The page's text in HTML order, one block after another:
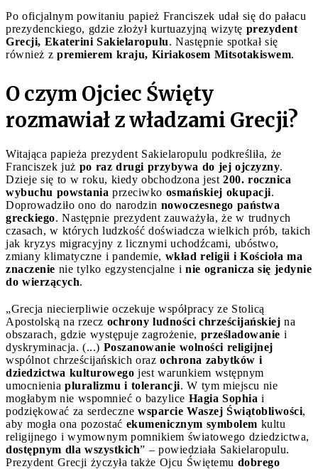
Po oficjalnym powitaniu papież Franciszek udał się do pałacu
prezydenckiego, gdzie złożył kurtuazyjną wizytę prezydent
Grecji, Ekaterini Sakielaropulu. Następnie spotkał się
również z premierem kraju, Kiriakosem Mitsotakiswem.
O czym Ojciec Święty
rozmawiał z władzami Grecji?
Witająca papieża prezydent Sakielaropulu podkreśliła, że
Franciszek już po raz drugi przybywa do jej ojczyzny.
Dzieje się to w roku, kiedy obchodzona jest 200. rocznica
wybuchu powstania przeciwko osmańskiej okupacji.
Doprowadziło ono do narodzin nowoczesnego państwa
greckiego. Następnie prezydent zauważyła, że w trudnych
czasach, w których ludzkość doświadcza wielkich prób, takich
jak kryzys migracyjny z licznymi uchodźcami, ubóstwo,
zmiany klimatyczne i pandemie, wkład religii i Kościoła ma
znaczenie nie tylko egzystencjalne i nie ogranicza się jedynie
do wierzących.
„Grecja niecierpliwie oczekuje współpracy ze Stolicą
Apostolską na rzecz ochrony ludności chrześcijańskiej na
obszarach, gdzie występuje zagrożenie, prześladowanie i
dyskryminacja. (...) Poszanowanie wolności religijnej
wspólnot chrześcijańskich oraz ochrona zabytków i
dziedzictwa kulturowego jest warunkiem wstępnym
umocnienia pluralizmu i tolerancji. W tym miejscu nie
mogłabym nie wspomnieć o bazylice Hagia Sophia i
podziękować za serdeczne wsparcie Waszej Świątobliwości,
aby mogła ona pozostać ekumenicznym symbolem kultu
religijnego i wymownym pomnikiem światowego dziedzictwa,
dostępnym dla wszystkich” – powiedziała Sakielaropulu.
Prezydent Grecji życzyła także Ojcu Świętemu dobrego